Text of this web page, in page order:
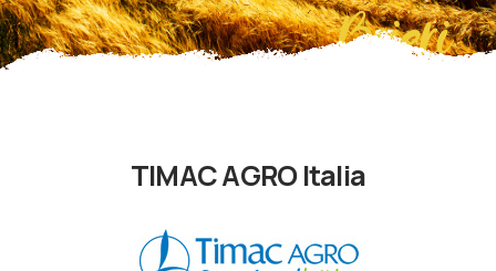
Boieri
TIMAC AGRO Italia